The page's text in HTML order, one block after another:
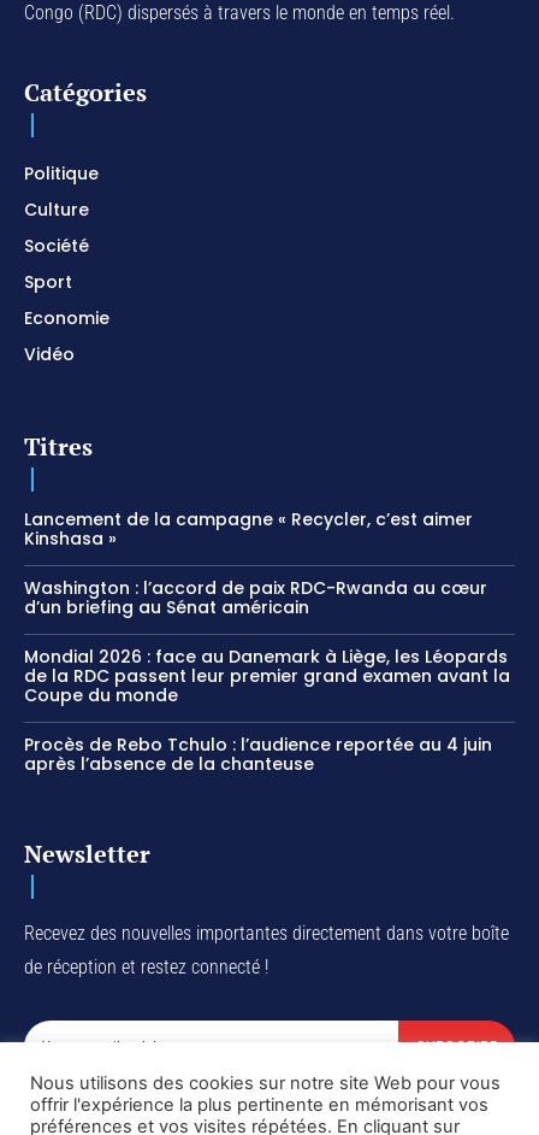
Congo (RDC) dispersés à travers le monde en temps réel.
Catégories
Politique
Culture
Société
Sport
Economie
Vidéo
Titres
Lancement de la campagne « Recycler, c’est aimer
Kinshasa »
Washington : l’accord de paix RDC-Rwanda au cœur
d’un briefing au Sénat américain
Mondial 2026 : face au Danemark à Liège, les Léopards
de la RDC passent leur premier grand examen avant la
Coupe du monde
Procès de Rebo Tchulo : l’audience reportée au 4 juin
après l’absence de la chanteuse
Newsletter
Recevez des nouvelles importantes directement dans votre boîte
de réception et restez connecté !
SUBSCRIBE
I've read and accept thePrivacy Policy.
Nous utilisons des cookies sur notre site Web pour vous
offrir l'expérience la plus pertinente en mémorisant vos
préférences et vos visites répétées. En cliquant sur